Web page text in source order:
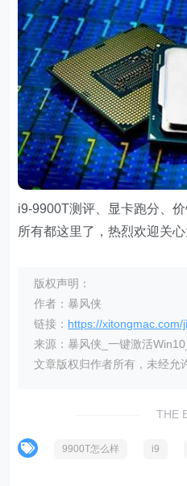
i9-9900T测评、显卡跑分、
所有都这里了，热烈欢迎关
版权声明：
作者：暴风侠
链接： https://
来源：暴风侠_一键激活
文章版权归作者所有，未经允
THE
9900T怎么样 i9